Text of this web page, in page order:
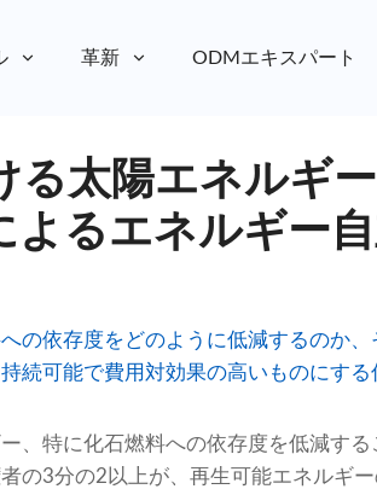
革新 ODMエキスパート
る太陽エネルギ
よるエネルギー
の依存度をどのように低減するのか
続可能で費用対効果の高いものにする
、特に化石燃料への依存度を低減す
の3分の2以上が、再生可能エネルギ